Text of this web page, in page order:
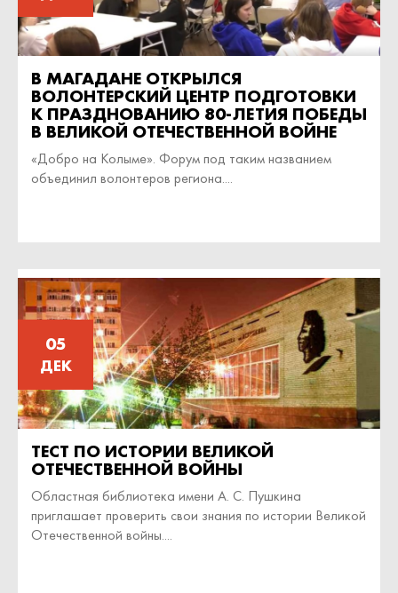
В МАГАДАНЕ ОТКРЫЛСЯ
ВОЛОНТЕРСКИЙ ЦЕНТР ПОДГОТОВКИ
К ПРАЗДНОВАНИЮ 80-ЛЕТИЯ ПОБЕДЫ
В ВЕЛИКОЙ ОТЕЧЕСТВЕННОЙ ВОЙНЕ
«Добро на Колыме». Форум под таким названием
объединил волонтеров региона....
05
ДЕК
ТЕСТ ПО ИСТОРИИ ВЕЛИКОЙ
ОТЕЧЕСТВЕННОЙ ВОЙНЫ
Областная библиотека имени А. С. Пушкина
приглашает проверить свои знания по истории Великой
Отечественной войны....